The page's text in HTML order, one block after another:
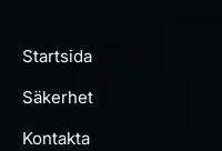
Startsida
Säkerhet
Kontakta